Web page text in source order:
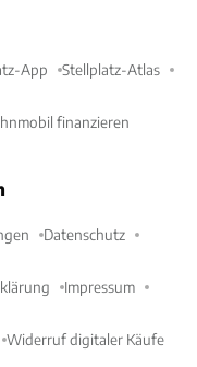
App Stellplatz-Atlas
finanzieren
Datenschutz
Impressum
Widerruf digitaler Käufe